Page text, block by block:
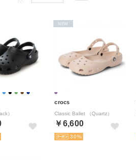
）
crocs
Classic Ballet （Quartz）
￥6,600
NEW
30